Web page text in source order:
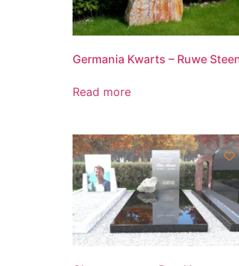
Germania Kwarts – Ruwe
Read more